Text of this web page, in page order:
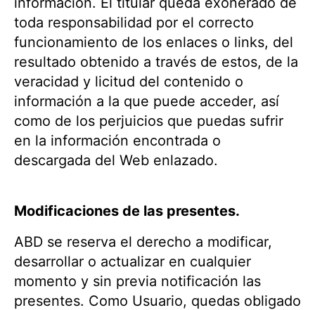
toda responsabilidad por el correcto
funcionamiento de los enlaces o links, del
resultado obtenido a través de estos, de la
veracidad y licitud del contenido o
información a la que puede acceder, así
como de los perjuicios que puedas sufrir
en la información encontrada o
descargada del Web enlazado.
Modificaciones de las presentes.
ABD se reserva el derecho a modificar,
desarrollar o actualizar en cualquier
momento y sin previa notificación las
presentes. Como Usuario, quedas obligado